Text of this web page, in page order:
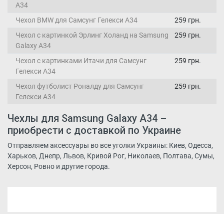
А34
Чехол BMW для Самсунг Гелекси А34
259 грн.
Чехол с картинкой Эрлинг Холанд на Samsung
Galaxy A34
259 грн.
Чехол с картинками Итачи для Самсунг
Гелекси А34
259 грн.
Чехол футболист Роналду для Самсунг
Гелекси А34
259 грн.
Чехлы для Samsung Galaxy A34 –
приобрести с доставкой по Украине
Отправляем аксессуары во все уголки Украины: Киев, Одесса,
Харьков, Днепр, Львов, Кривой Рог, Николаев, Полтава, Сумы,
Херсон, Ровно и другие города.